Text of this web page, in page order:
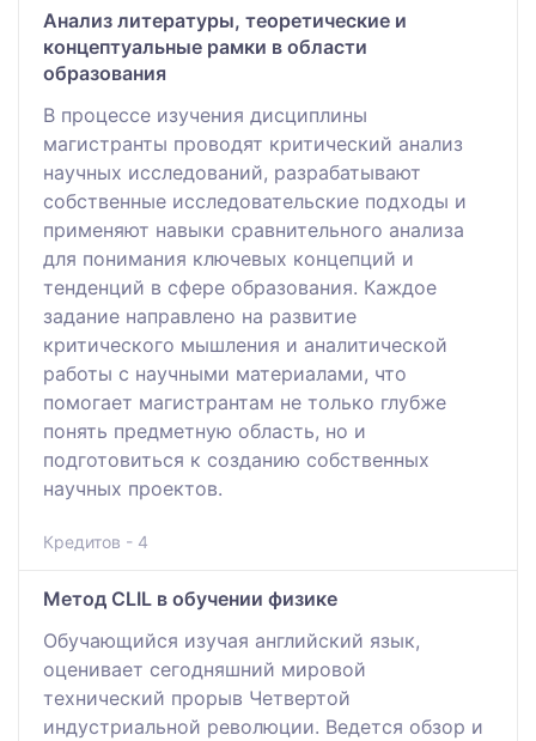
Анализ литературы, теоретические и
концептуальные рамки в области
образования
В процессе изучения дисциплины
магистранты проводят критический анализ
научных исследований, разрабатывают
собственные исследовательские подходы и
применяют навыки сравнительного анализа
для понимания ключевых концепций и
тенденций в сфере образования. Каждое
задание направлено на развитие
критического мышления и аналитической
работы с научными материалами, что
помогает магистрантам не только глубже
понять предметную область, но и
подготовиться к созданию собственных
научных проектов.
Кредитов - 4
Метод CLIL в обучении физике
Обучающийся изучая английский язык,
оценивает сегодняшний мировой
технический прорыв Четвертой
индустриальной революции. Ведется обзор и